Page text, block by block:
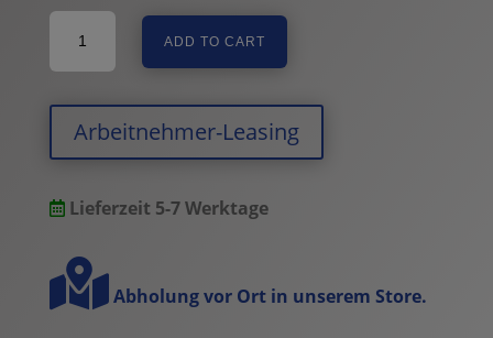
Fahrradklingel
BING
BELL
quantity
ADD TO CART
Arbeitnehmer-Leasing
Lieferzeit 5-7 Werktage
Abholung vor Ort in unserem Store.